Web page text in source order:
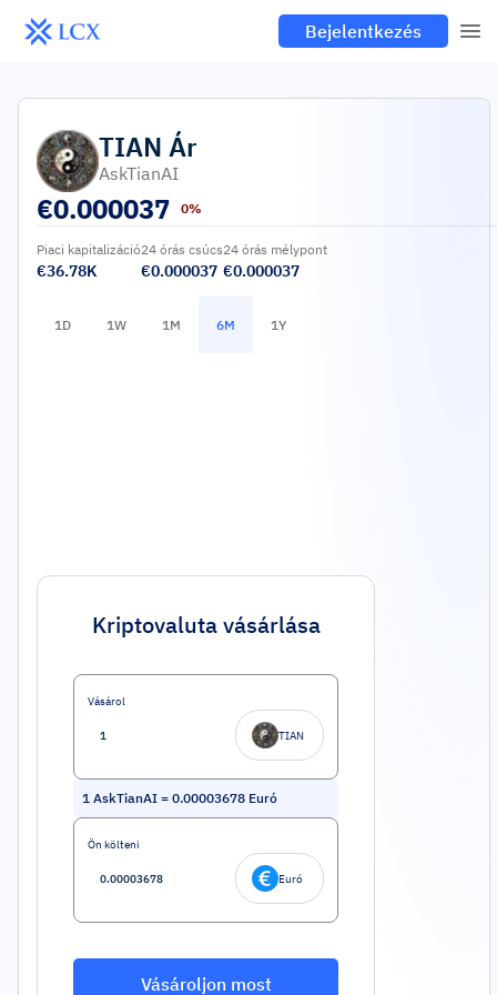
Bejelentkezés
TIAN Ár
AskTianAI
€0.000037 0%
Piaci kapitalizáció
€36.78K
24 órás csúcs
€0.000037
24 órás mélypont
€0.000037
1D 1W 1M 6M 1Y
Kriptovaluta vásárlása
Vásárol
TIAN
1 AskTianAI = 0.00003678 Euró
Ön költeni
Euró
Vásároljon most